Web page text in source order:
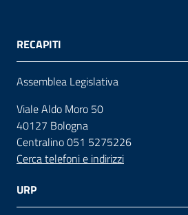
Approfondimenti
Contatti
Seguici
su
RECAPITI
Assemblea Legislativa
Viale Aldo Moro 50
40127 Bologna
Centralino 051 5275226
Cerca telefoni e indirizzi
URP